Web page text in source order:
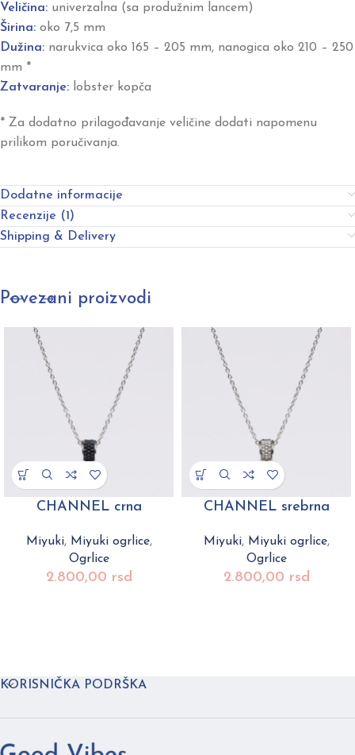
Veličina: univerzalna (sa produžnim lancem)
Širina: oko 7,5 mm
Dužina: narukvica oko 165 – 205 mm, nanogica oko 210 – 250
mm *
Zatvaranje: lobster kopča
* Za dodatno prilagođavanje veličine dodati napomenu
prilikom poručivanja.
Dodatne informacije
Recenzije (1)
Shipping & Delivery
Povezani proizvodi
CHANNEL crna
Miyuki, Miyuki ogrlice,
Ogrlice
2.800,00 rsd
CHANNEL srebrna
Miyuki, Miyuki ogrlice,
Ogrlice
2.800,00 rsd
KORISNIČKA PODRŠKA